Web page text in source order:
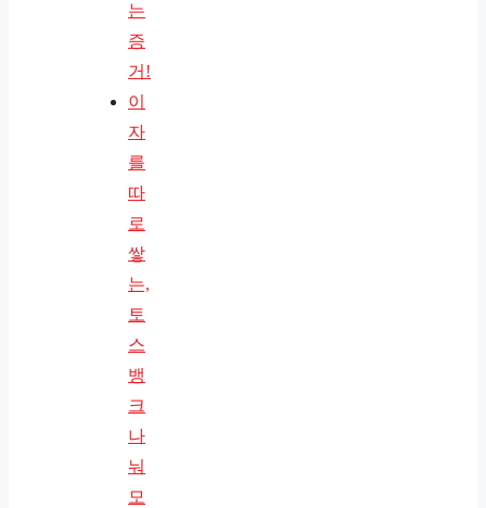
는
증
거!
이
자
를
따
로
쌓
는,
토
스
뱅
크
나
눠
모